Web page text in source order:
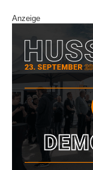
Anzeige